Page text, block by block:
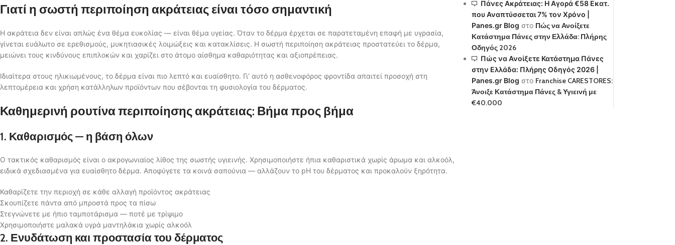
Γιατί η σωστή περιποίηση ακράτειας είναι τόσο σημαντική
Η ακράτεια δεν είναι απλώς ένα θέμα ευκολίας — είναι θέμα υγείας. Όταν το δέρμα έρχεται σε παρατεταμένη επαφή με υγρασία,
γίνεται ευάλωτο σε ερεθισμούς, μυκητιασικές λοιμώξεις και κατακλίσεις. Η σωστή περιποίηση ακράτειας προστατεύει το δέρμα,
μειώνει τους κινδύνους επιπλοκών και χαρίζει στο άτομο αίσθημα καθαριότητας και αξιοπρέπειας.
Ιδιαίτερα στους ηλικιωμένους, το δέρμα είναι πιο λεπτό και ευαίσθητο. Γι’ αυτό η ασθενοφόρος φροντίδα απαιτεί προσοχή στη
λεπτομέρεια και χρήση κατάλληλων προϊόντων που σέβονται τη φυσιολογία του δέρματος.
Καθημερινή ρουτίνα περιποίησης ακράτειας: Βήμα προς βήμα
1. Καθαρισμός — η βάση όλων
Ο τακτικός καθαρισμός είναι ο ακρογωνιαίος λίθος της σωστής υγιεινής. Χρησιμοποιήστε ήπια καθαριστικά χωρίς άρωμα και αλκοόλ,
ειδικά σχεδιασμένα για ευαίσθητο δέρμα. Αποφύγετε τα κοινά σαπούνια — αλλάζουν το pH του δέρματος και προκαλούν ξηρότητα.
Καθαρίζετε την περιοχή σε κάθε αλλαγή προϊόντος ακράτειας
Σκουπίζετε πάντα από μπροστά προς τα πίσω
Στεγνώνετε με ήπιο ταμποτάρισμα — ποτέ με τρίψιμο
Χρησιμοποιήστε μαλακά υγρά μαντηλάκια χωρίς αλκοόλ
2. Ενυδάτωση και προστασία του δέρματος
Πάνες Ακράτειας: Η Αγορά €58 Εκατ.
που Αναπτύσσεται 7% τον Χρόνο |
Panes.gr Blog στο Πώς να Ανοίξετε
Κατάστημα Πάνες στην Ελλάδα: Πλήρης
Οδηγός 2026
Πώς να Ανοίξετε Κατάστημα Πάνες
στην Ελλάδα: Πλήρης Οδηγός 2026 |
Panes.gr Blog στο Franchise CARESTORES:
Άνοιξε Κατάστημα Πάνες & Υγιεινή με
€40.000